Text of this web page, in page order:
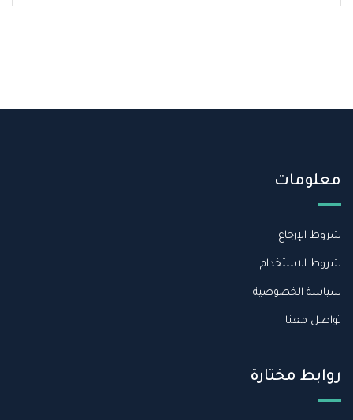
معلومات
شروط الإرجاع
شروط الاستخدام
سياسة الخصوصية
تواصل معنا
روابط مختارة